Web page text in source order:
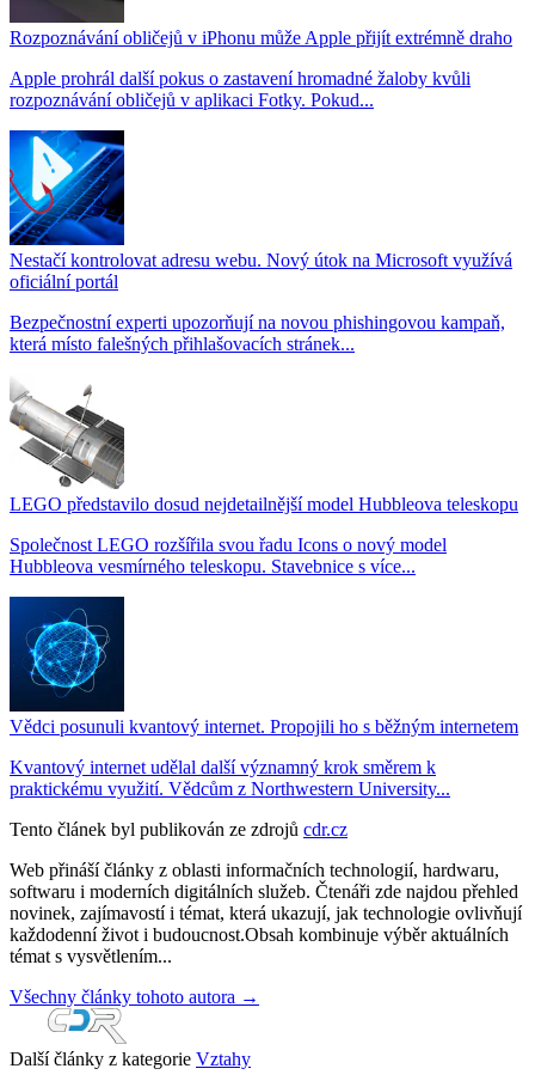
Rozpoznávání obličejů v iPhonu může Apple přijít extrémně draho
Apple prohrál další pokus o zastavení hromadné žaloby kvůli
rozpoznávání obličejů v aplikaci Fotky. Pokud...
Nestačí kontrolovat adresu webu. Nový útok na Microsoft využívá
oficiální portál
Bezpečnostní experti upozorňují na novou phishingovou kampaň,
která místo falešných přihlašovacích stránek...
LEGO představilo dosud nejdetailnější model Hubbleova teleskopu
Společnost LEGO rozšířila svou řadu Icons o nový model
Hubbleova vesmírného teleskopu. Stavebnice s více...
Vědci posunuli kvantový internet. Propojili ho s běžným internetem
Kvantový internet udělal další významný krok směrem k
praktickému využití. Vědcům z Northwestern University...
Tento článek byl publikován ze zdrojů cdr.cz
Web přináší články z oblasti informačních technologií, hardwaru,
softwaru i moderních digitálních služeb. Čtenáři zde najdou přehled
novinek, zajímavostí i témat, která ukazují, jak technologie ovlivňují
každodenní život i budoucnost.Obsah kombinuje výběr aktuálních
témat s vysvětlením...
Všechny články tohoto autora →
Další články z kategorie Vztahy